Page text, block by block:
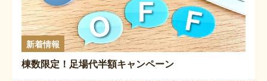
新着情報
棟数限定！足場代半額キャンペーン